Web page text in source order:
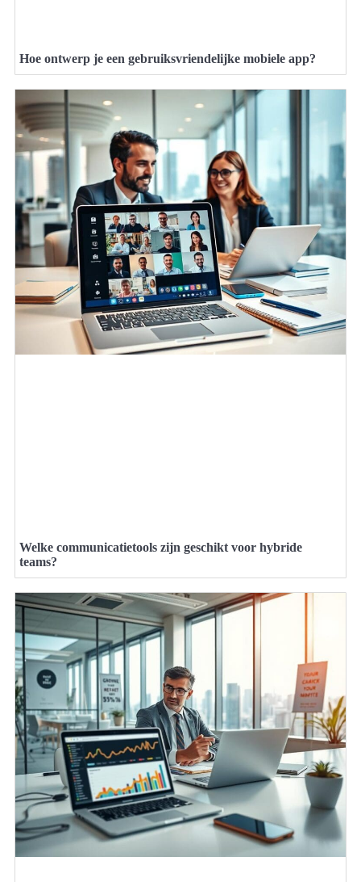
Hoe ontwerp je een gebruiksvriendelijke mobiele app?
Welke communicatietools zijn geschikt voor hybride
teams?